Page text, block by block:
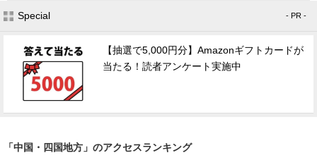
Special - PR -
【抽選で5,000円分】Amazonギフトカードが
当たる！読者アンケート実施中
「中国・四国地方」のアクセスランキング